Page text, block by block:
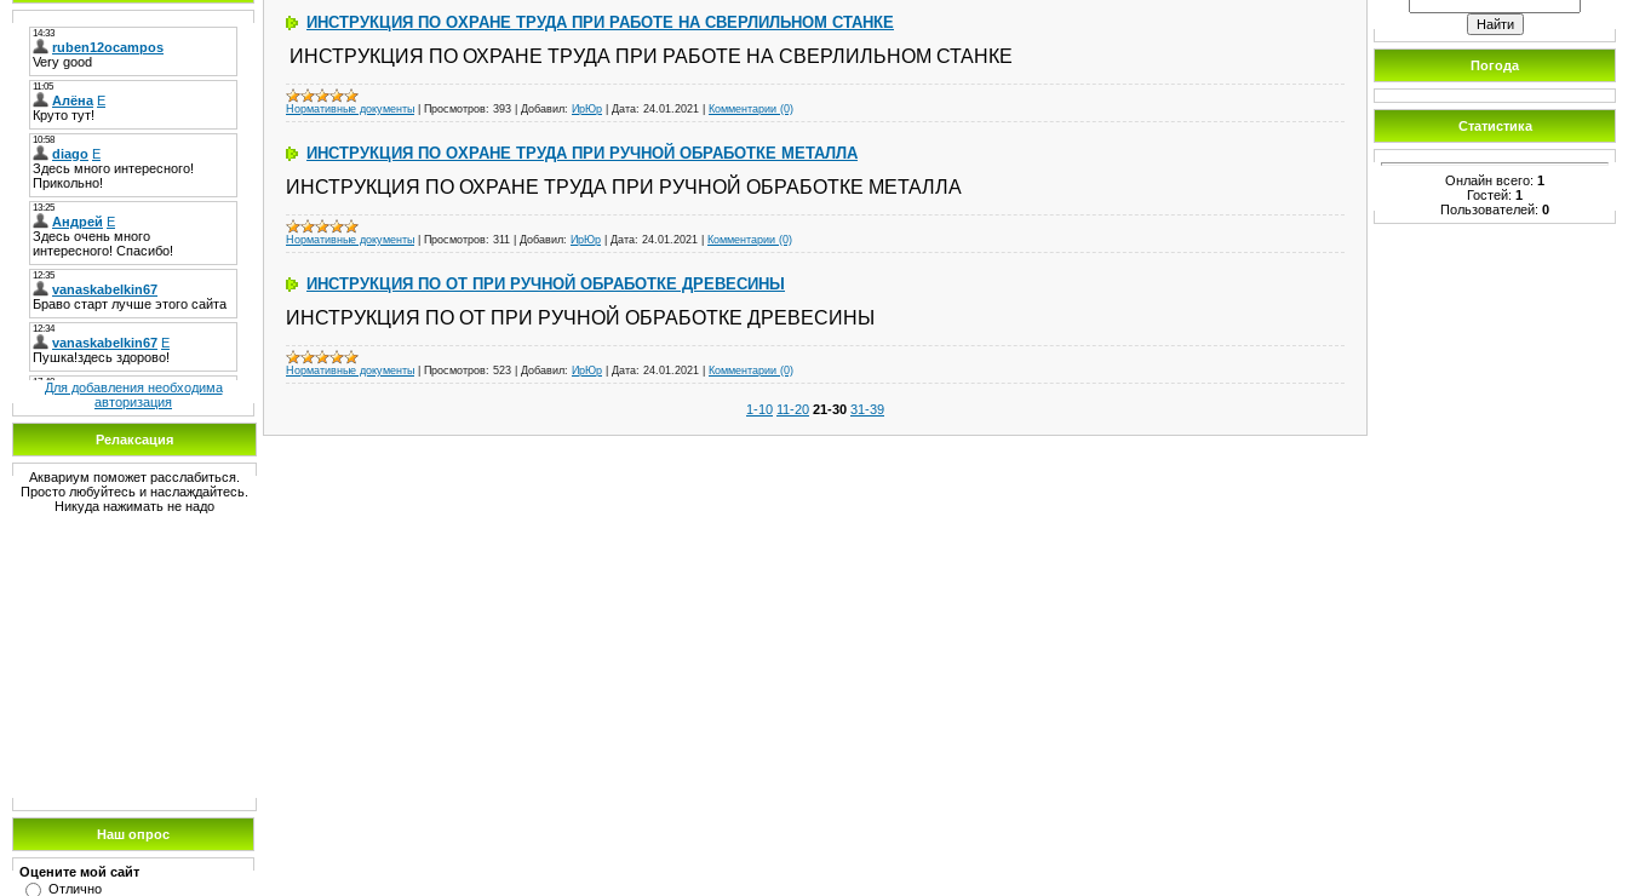
Для добавления необходима
авторизация
Релаксация
Аквариум поможет расслабиться.
Просто любуйтесь и наслаждайтесь.
Никуда нажимать не надо
Наш опрос
Оцените мой сайт
Отлично
ИНСТРУКЦИЯ ПО ОХРАНЕ ТРУДА ПРИ РАБОТЕ НА СВЕРЛИЛЬНОМ СТАНКЕ
ИНСТРУКЦИЯ ПО ОХРАНЕ ТРУДА ПРИ РАБОТЕ НА СВЕРЛИЛЬНОМ СТАНКЕ
Нормативные документы Просмотров: 393 Добавил: ИрЮр Дата: 24.01.2021 Комментарии (0)
ИНСТРУКЦИЯ ПО ОХРАНЕ ТРУДА ПРИ РУЧНОЙ ОБРАБОТКЕ МЕТАЛЛА
ИНСТРУКЦИЯ ПО ОХРАНЕ ТРУДА ПРИ РУЧНОЙ ОБРАБОТКЕ МЕТАЛЛА
Нормативные документы Просмотров: 311 Добавил: ИрЮр Дата: 24.01.2021 Комментарии (0)
ИНСТРУКЦИЯ ПО ОТ ПРИ РУЧНОЙ ОБРАБОТКЕ ДРЕВЕСИНЫ
ИНСТРУКЦИЯ ПО ОТ ПРИ РУЧНОЙ ОБРАБОТКЕ ДРЕВЕСИНЫ
Нормативные документы Просмотров: 523 Добавил: ИрЮр Дата: 24.01.2021 Комментарии (0)
1-10 11-20 21-30 31-39
Погода
Статистика
Онлайн всего: 1
Гостей: 1
Пользователей: 0